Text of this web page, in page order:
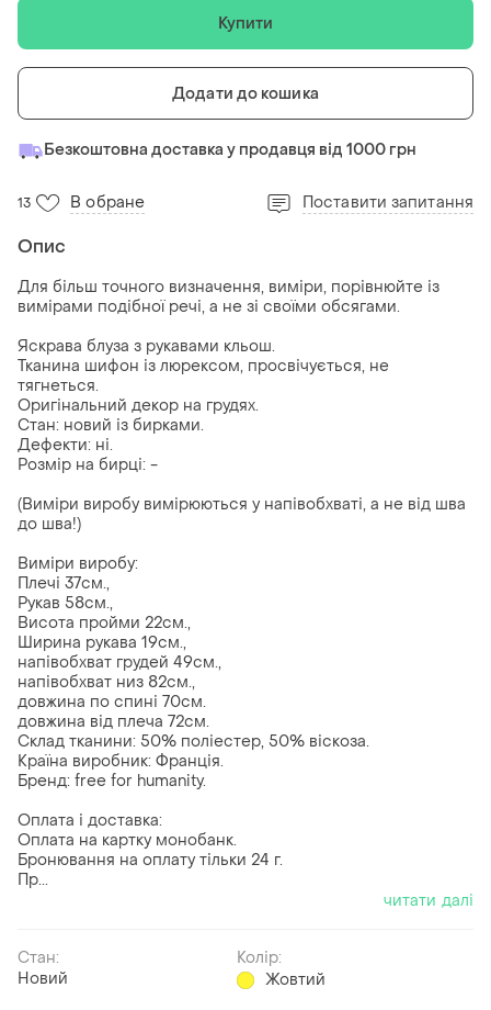
Купити
Додати до кошика
Безкоштовна доставка у продавця від 1000 грн
13 В обране Поставити запитання
Опис
Для більш точного визначення, виміри, порівнюйте із
вимірами подібної речі, а не зі своїми обсягами.
Яскрава блуза з рукавами кльош.
Тканина шифон із люрексом, просвічується, не
тягнеться.
Оригінальний декор на грудях.
Стан: новий із бирками.
Дефекти: ні.
Розмір на бирці: -
(Виміри виробу вимірюються у напівобхваті, а не від шва
до шва!)
Виміри виробу:
Плечі 37см.,
Рукав 58см.,
Висота пройми 22см.,
Ширина рукава 19см.,
напівобхват грудей 49см.,
напівобхват низ 82см.,
довжина по спині 70см.
довжина від плеча 72см.
Склад тканини: 50% поліестер, 50% віскоза.
Країна виробник: Франція.
Бренд: free for humanity.
Оплата і доставка:
Оплата на картку монобанк.
Бронювання на оплату тільки 24 г.
Пр...
читати далі
Стан:
Новий
Колір:
Жовтий